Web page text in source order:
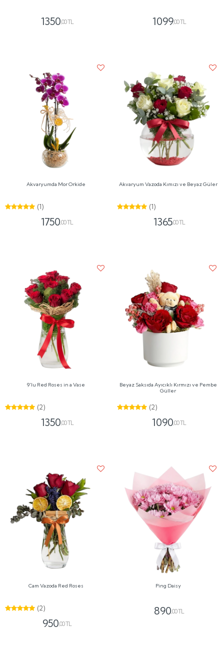
1350,00 TL 1099,00 TL
Akvaryumda Mor Orkide
(1)
1750,00 TL
Akvaryum Vazoda Kımızı ve Beyaz Güler
(1)
1365,00 TL
9'lu Red Roses in a Vase
(2)
1350,00 TL
Beyaz Saksıda Ayıcıklı Kırmızı ve Pembe
Güller
(2)
1090,00 TL
Cam Vazoda Red Roses
(2)
950,00 TL
Ping Daisy
890,00 TL